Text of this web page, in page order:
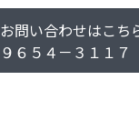
問い合わせはこち
６５４－３１１７